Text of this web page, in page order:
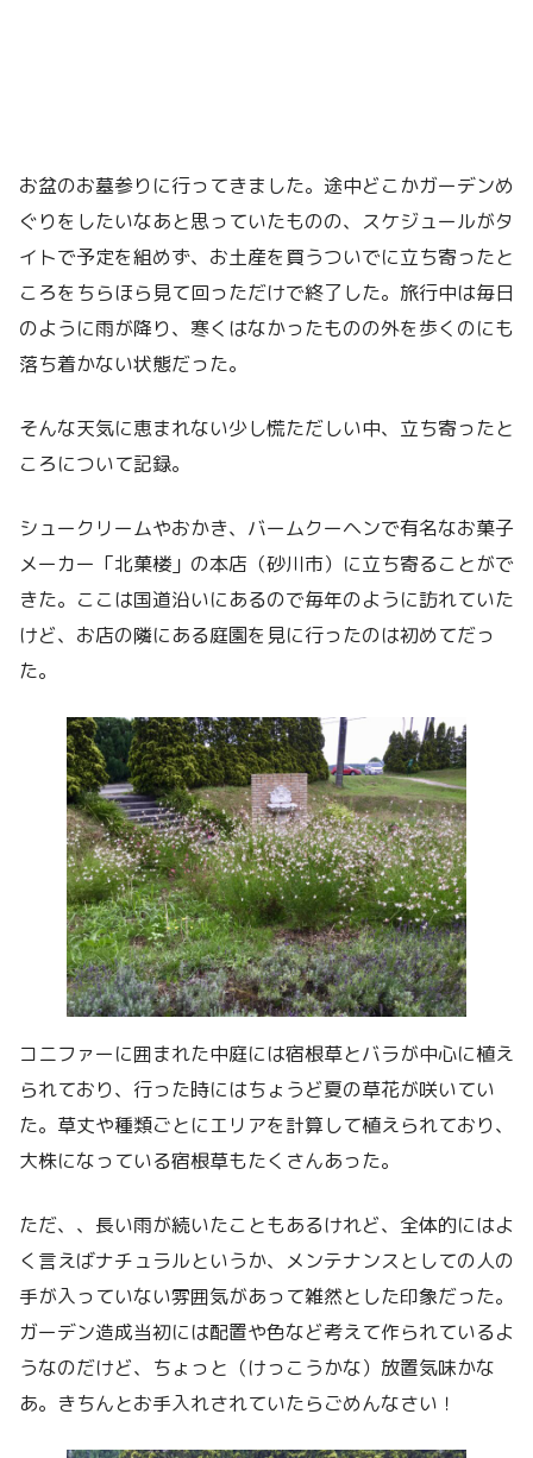
お盆のお墓参りに行ってきました。途中どこかガーデンめ
ぐりをしたいなあと思っていたものの、スケジュールがタ
イトで予定を組めず、お土産を買うついでに立ち寄ったと
ころをちらほら見て回っただけで終了した。旅行中は毎日
のように雨が降り、寒くはなかったものの外を歩くのにも
落ち着かない状態だった。
そんな天気に恵まれない少し慌ただしい中、立ち寄ったと
ころについて記録。
シュークリームやおかき、バームクーヘンで有名なお菓子
メーカー「北菓楼」の本店（砂川市）に立ち寄ることがで
きた。ここは国道沿いにあるので毎年のように訪れていた
けど、お店の隣にある庭園を見に行ったのは初めてだっ
た。
コニファーに囲まれた中庭には宿根草とバラが中心に植え
られており、行った時にはちょうど夏の草花が咲いてい
た。草丈や種類ごとにエリアを計算して植えられており、
大株になっている宿根草もたくさんあった。
ただ、、長い雨が続いたこともあるけれど、全体的にはよ
く言えばナチュラルというか、メンテナンスとしての人の
手が入っていない雰囲気があって雑然とした印象だった。
ガーデン造成当初には配置や色など考えて作られているよ
うなのだけど、ちょっと（けっこうかな）放置気味かな
あ。きちんとお手入れされていたらごめんなさい！